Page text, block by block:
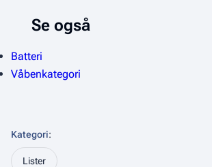
Se også
Batteri
Våbenkategori
Kategori:
Lister